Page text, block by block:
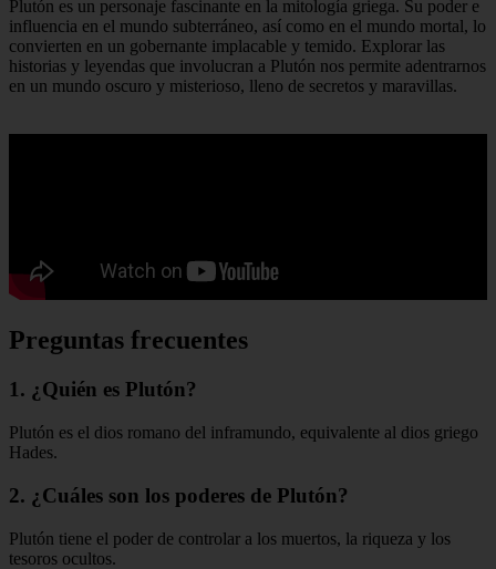
Plutón es un personaje fascinante en la mitología griega. Su poder e
influencia en el mundo subterráneo, así como en el mundo mortal, lo
convierten en un gobernante implacable y temido. Explorar las
historias y leyendas que involucran a Plutón nos permite adentrarnos
en un mundo oscuro y misterioso, lleno de secretos y maravillas.
Preguntas frecuentes
1. ¿Quién es Plutón?
Plutón es el dios romano del inframundo, equivalente al dios griego
Hades.
2. ¿Cuáles son los poderes de Plutón?
Plutón tiene el poder de controlar a los muertos, la riqueza y los
tesoros ocultos.